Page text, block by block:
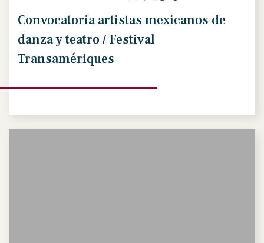
Convocatoria artistas mexicanos de
danza y teatro / Festival
Transamériques